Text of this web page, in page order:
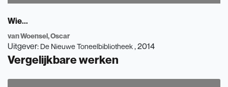
Wie...
van Woensel, Oscar
Uitgever: De Nieuwe Toneelbibliotheek, 2014
Vergelijkbare werken